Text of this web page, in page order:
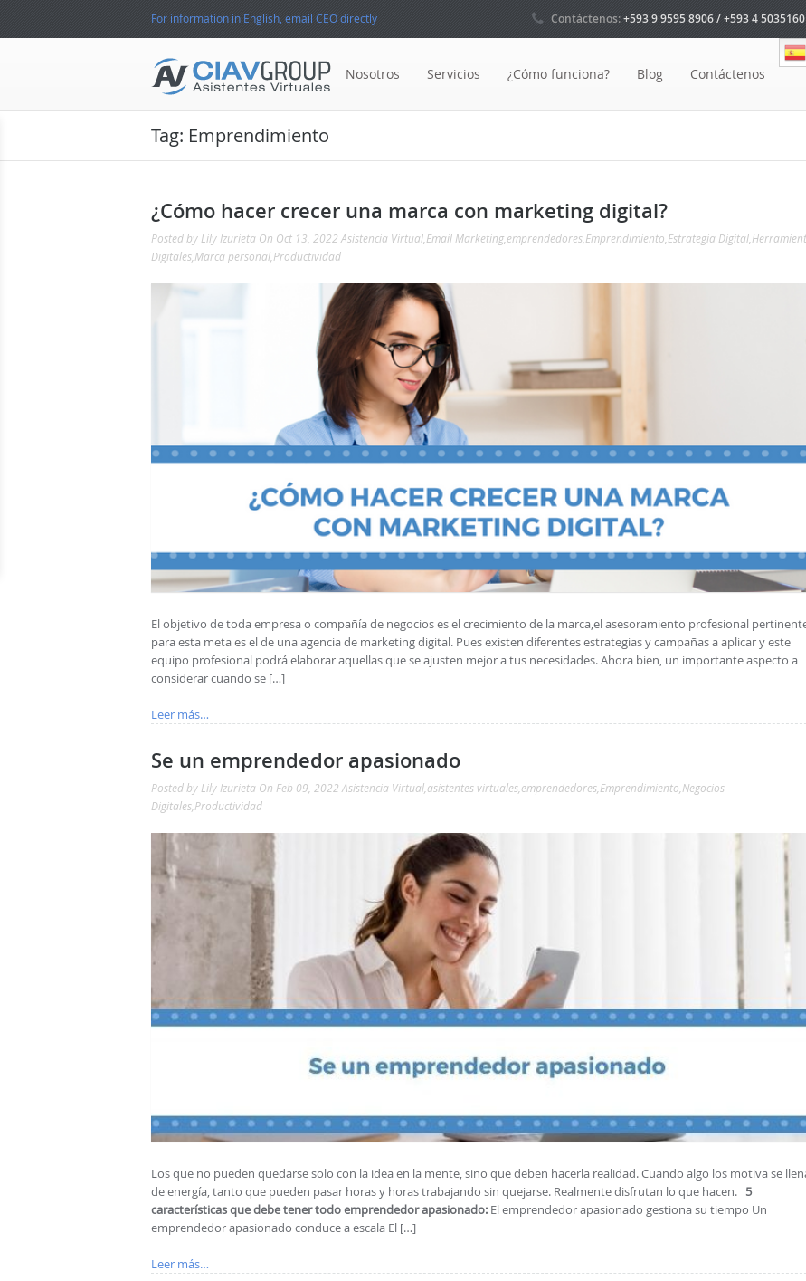
For information in English, email CEO directly Contáctenos:+593 9 9595 8906 / +593 4
Nosotros Servicios ¿Cómo funciona? Blog Contáctenos
Tag: Emprendimiento
¿Cómo hacer crecer una marca con marketing digital?
Posted by Lily Izurieta On Oct 13, 2022 Asistencia Virtual Email Marketing emprendedores Emprendimiento Estrategia Digital
Digitales Marca personal Productividad
El objetivo de toda empresa o compañía de negocios es el crecimiento de la marca,el asesoramiento profesional
para esta meta es el de una agencia de marketing digital. Pues existen diferentes estrategias y campañas a aplicar y este
equipo profesional podrá elaborar aquellas que se ajusten mejor a tus necesidades. Ahora bien, un importante aspecto a
considerar cuando se […]
Leer más…
Se un emprendedor apasionado
Posted by Lily Izurieta On Feb 09, 2022 Asistencia Virtual asistentes virtuales emprendedores Emprendimiento Negocios
Digitales Productividad
Los que no pueden quedarse solo con la idea en la mente, sino que deben hacerla realidad. Cuando algo los motiva se
de energía, tanto que pueden pasar horas y horas trabajando sin quejarse. Realmente disfrutan lo que hacen. 5
características que debe tener todo emprendedor apasionado: El emprendedor apasionado gestiona su tiempo Un
emprendedor apasionado conduce a escala El […]
Leer más…